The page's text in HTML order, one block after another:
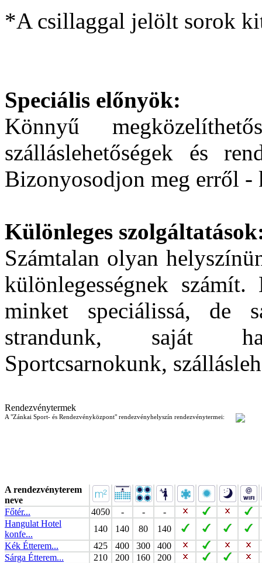
*A csillaggal jelölt sorok
Speciális előnyök:
Könnyű
szálláslehetőségek és
Bizonyosodjon meg erről -
Különleges
Számtalan olyan
különlegességnek
minket speciálissá, de
strandunk, saját
Sportcsarnokunk,
Rendezvénytermek
A "Zánkai Sport- és Rendezvényközpont" rendezvényhelyszín rendezvénytermei:
A rendezvényterem
neve
Főtér...
4050 - -
-
Hangulat Hotel
konfe...
140 140 80
140
Kék Étterem...
425 400 300
400
Sárga Étterem...
210 200 160
200